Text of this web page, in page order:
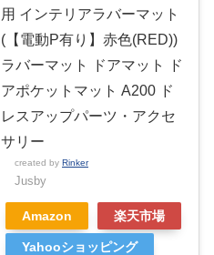
用 インテリアラバーマット
(【電動P有り】赤色(RED))
ラバーマット ドアマット ド
アポケットマット A200 ド
レスアップパーツ・アクセ
サリー
created by Rinker
Jusby
Amazon 楽天市場
Yahooショッピング